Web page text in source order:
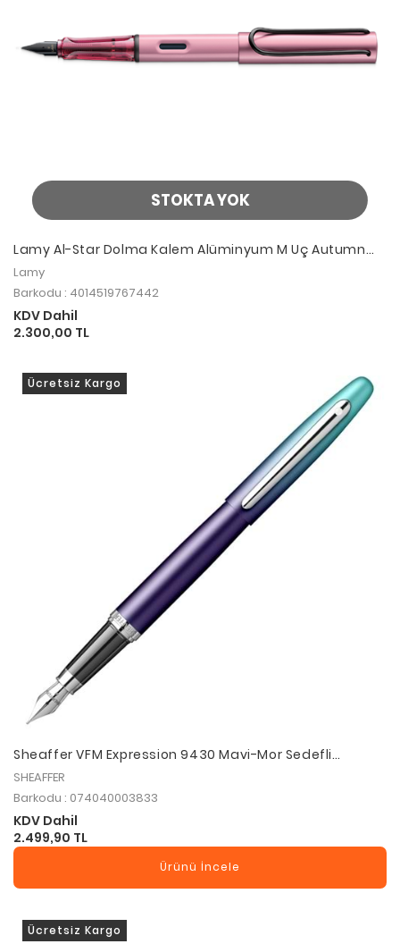
STOKTA YOK
Lamy Al-Star Dolma Kalem Alüminyum M Uç Autumn
Pink
Lamy
Barkodu : 4014519767442
KDV Dahil
2.300,00 TL
Ücretsiz Kargo
Sheaffer VFM Expression 9430 Mavi-Mor Sedefli
Degrade Dolma Kalem M Uç E0943053
SHEAFFER
Barkodu : 074040003833
KDV Dahil
2.499,90 TL
Ürünü İncele
Ücretsiz Kargo